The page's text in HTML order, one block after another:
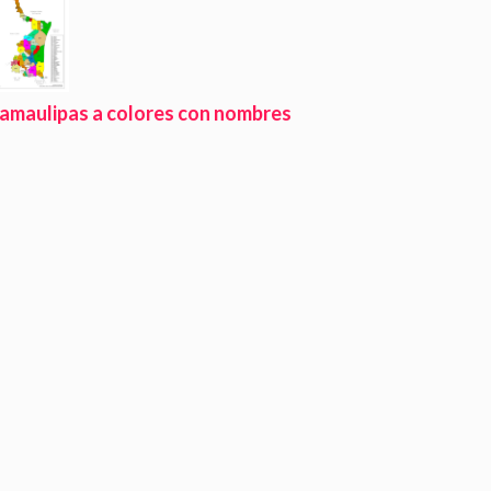
a colores con nombres